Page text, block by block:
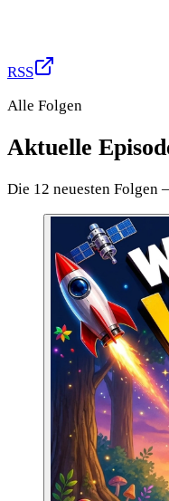
RSS
Alle Folgen
Aktuelle
Die 12 neuesten Folgen